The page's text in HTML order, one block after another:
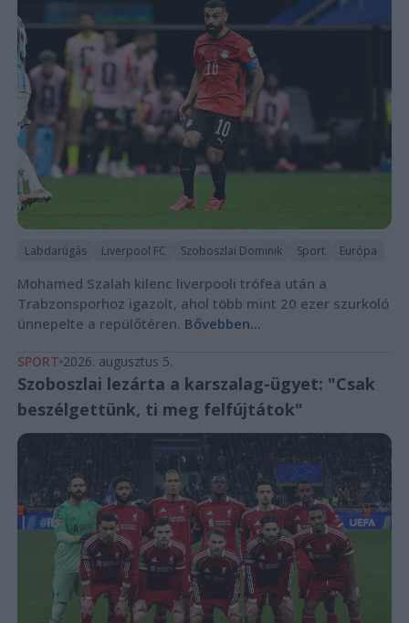
Labdarúgás Liverpool FC Szoboszlai Dominik Sport Európa
Mohamed Szalah kilenc liverpooli trófea után a
Trabzonsporhoz igazolt, ahol több mint 20 ezer szurkoló
ünnepelte a repülőtéren. Bővebben...
SPORT 2026. augusztus 5.
Szoboszlai lezárta a karszalag-ügyet: "Csak
beszélgettünk, ti meg felfújtátok"